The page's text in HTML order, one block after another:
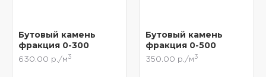
Бутовый камень
фракция 0-300
630.00 р./м 3
Бутовый камень
фракция 0-500
350.00 р./м 3